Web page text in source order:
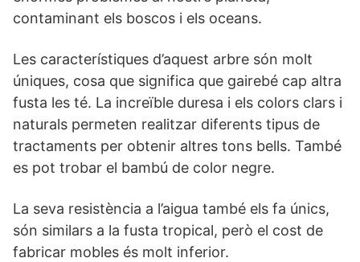
contaminant els boscos i els oceans.
Les característiques d’aquest arbre són molt
úniques, cosa que significa que gairebé cap altra
fusta les té. La increïble duresa i els colors clars i
naturals permeten realitzar diferents tipus de
tractaments per obtenir altres tons bells. També
es pot trobar el bambú de color negre.
La seva resistència a l’aigua també els fa únics,
són similars a la fusta tropical, però el cost de
fabricar mobles és molt inferior.